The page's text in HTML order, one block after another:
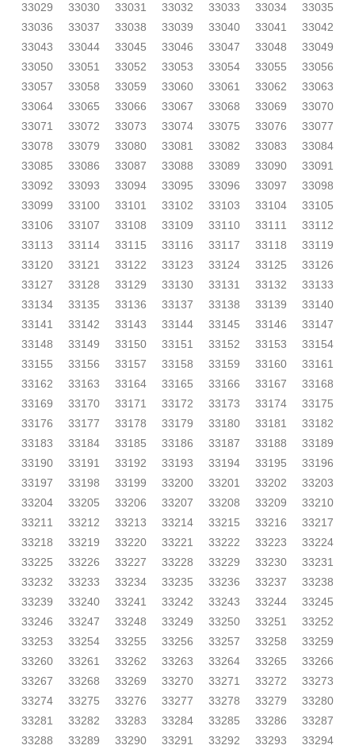
33029
33030 33031 33032 33033 33034
33035
33036
33037 33038 33039 33040 33041
33042
33043
33044 33045 33046 33047 33048
33049
33050
33051 33052 33053 33054 33055
33056
33057
33058 33059 33060 33061 33062
33063
33064
33065 33066 33067 33068 33069
33070
33071
33072 33073 33074 33075 33076
33077
33078
33079 33080 33081 33082 33083
33084
33085
33086 33087 33088 33089 33090
33091
33092
33093 33094 33095 33096 33097
33098
33099
33100 33101 33102 33103 33104
33105
33106
33107 33108 33109 33110 33111
33112
33113
33114 33115 33116 33117 33118
33119
33120
33121 33122 33123 33124 33125
33126
33127
33128 33129 33130 33131 33132
33133
33134
33135 33136 33137 33138 33139
33140
33141
33142 33143 33144 33145 33146
33147
33148
33149 33150 33151 33152 33153
33154
33155
33156 33157 33158 33159 33160
33161
33162
33163 33164 33165 33166 33167
33168
33169
33170 33171 33172 33173 33174
33175
33176
33177 33178 33179 33180 33181
33182
33183
33184 33185 33186 33187 33188
33189
33190
33191 33192 33193 33194 33195
33196
33197
33198 33199 33200 33201 33202
33203
33204
33205 33206 33207 33208 33209
33210
33211
33212 33213 33214 33215 33216
33217
33218
33219 33220 33221 33222 33223
33224
33225
33226 33227 33228 33229 33230
33231
33232
33233 33234 33235 33236 33237
33238
33239
33240 33241 33242 33243 33244
33245
33246
33247 33248 33249 33250 33251
33252
33253
33254 33255 33256 33257 33258
33259
33260
33261 33262 33263 33264 33265
33266
33267
33268 33269 33270 33271 33272
33273
33274
33275 33276 33277 33278 33279
33280
33281
33282 33283 33284 33285 33286
33287
33288
33289 33290 33291 33292 33293
33294